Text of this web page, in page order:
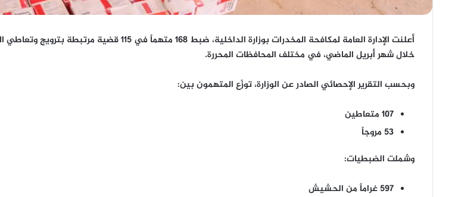
أعلنت الإدارة العامة لمكافحة المخدرات بوزارة الداخلية، ضبط 168 متهماً في 115 قضية
مرتبطة بترويج وتعاطي
خلال شهر أبريل الماضي، في مختلف المحافظات المحررة.
وبحسب التقرير الإحصائي الصادر عن الوزارة، توزّع المتهمون بين:
107 متعاطين
53 مروجاً
وشملت الضبطيات:
597 غراماً
من الحشيش